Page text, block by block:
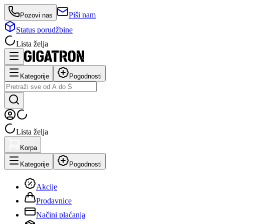
Pozovi nas
Piši nam
Status porudžbine
Lista želja
Kategorije Pogodnosti
Lista želja
Korpa
Kategorije Pogodnosti
Akcije
Prodavnice
Načini plaćanja